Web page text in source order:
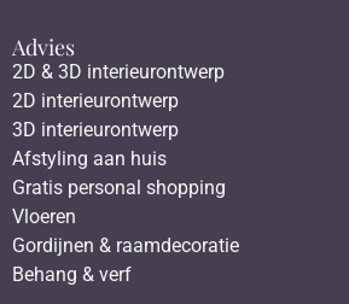
Advies
2D & 3D interieurontwerp
2D interieurontwerp
3D interieurontwerp
Afstyling aan huis
Gratis personal shopping
Vloeren
Gordijnen & raamdecoratie
Behang & verf